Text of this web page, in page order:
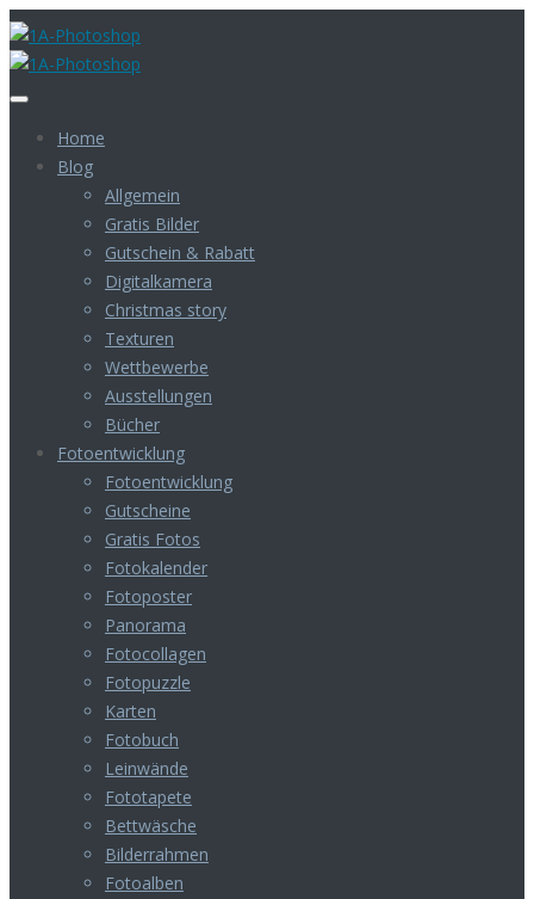
Home
Blog
Allgemein
Gratis Bilder
Gutschein & Rabatt
Digitalkamera
Christmas story
Texturen
Wettbewerbe
Ausstellungen
Bücher
Fotoentwicklung
Fotoentwicklung
Gutscheine
Gratis Fotos
Fotokalender
Fotoposter
Panorama
Fotocollagen
Fotopuzzle
Karten
Fotobuch
Leinwände
Fototapete
Bettwäsche
Bilderrahmen
Fotoalben